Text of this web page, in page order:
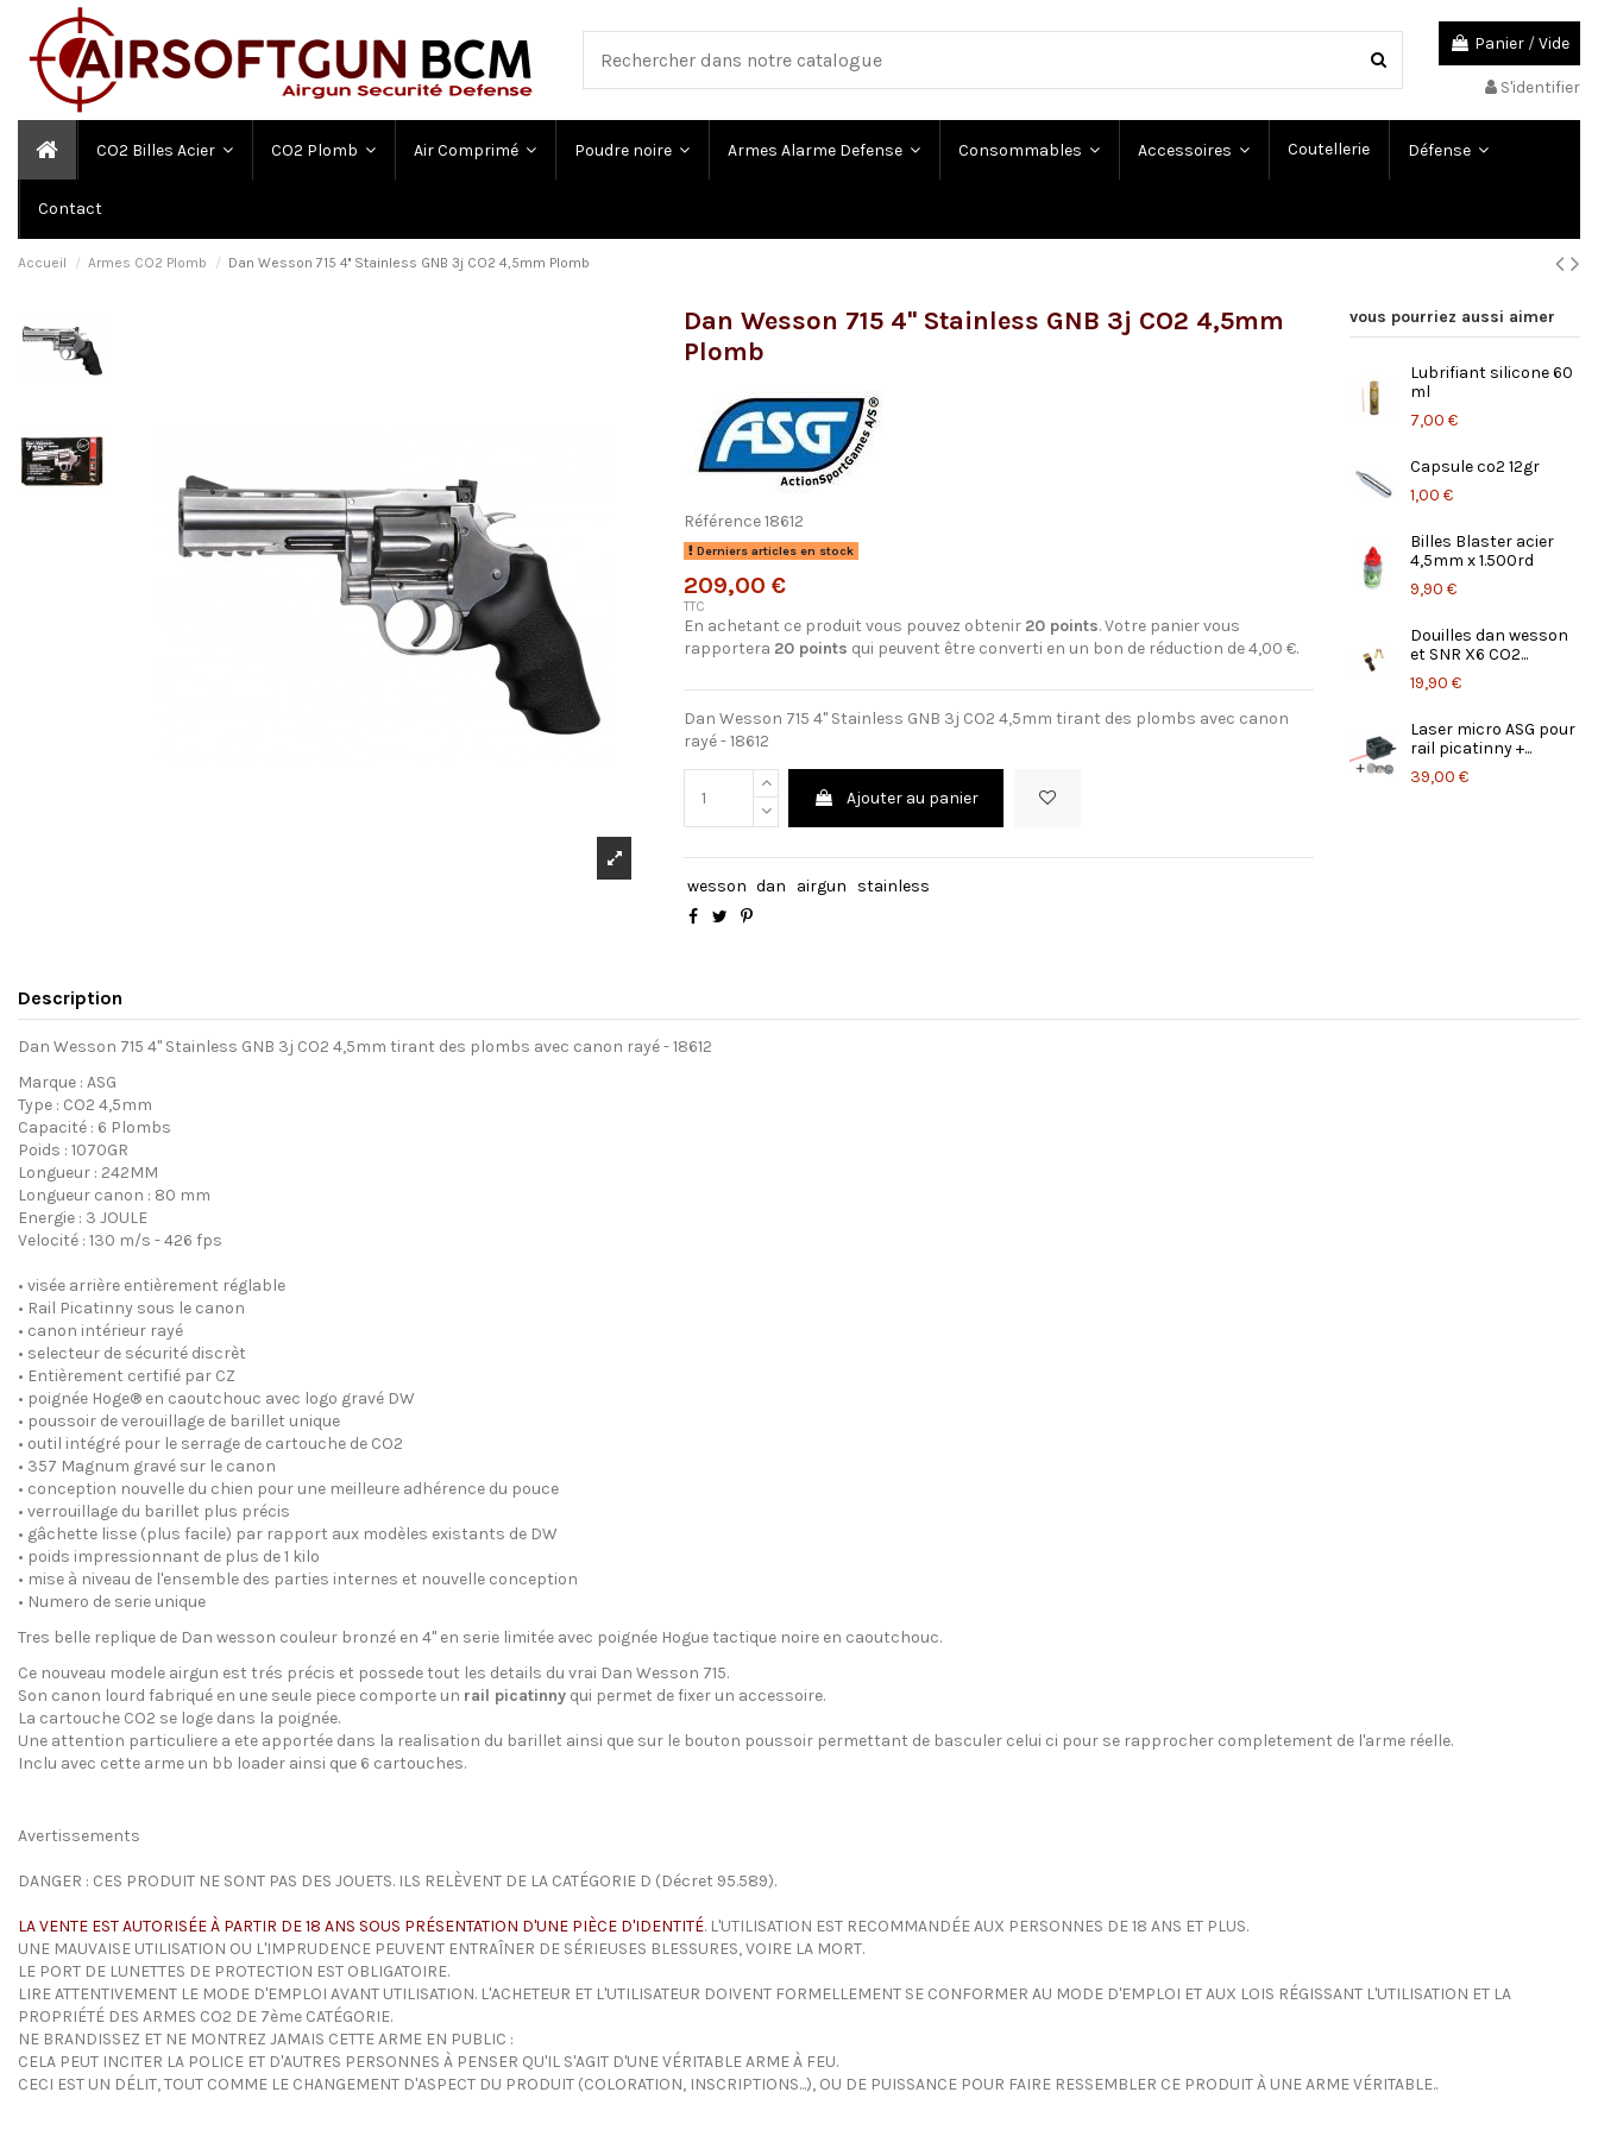
Panier /Vide
S'identifier
CO2 Billes Acier CO2 Plomb Air Comprimé Poudre noire Armes Alarme Defense Consommables Accessoires Coutellerie Défense
Contact
Accueil Armes CO2 Plomb Dan Wesson 715 4'' Stainless GNB 3j CO2 4,5mm Plomb
Dan Wesson 715 4'' Stainless GNB 3j CO2 4,5mm
Plomb
Référence18612
Derniers articles en stock
209,00 €
TTC
En achetant ce produit vous pouvez obtenir 20 points. Votre panier vous
rapportera 20 points qui peuvent être converti en un bon de réduction de4,00 €.
Dan Wesson 715 4'' Stainless GNB 3j CO2 4,5mm tirant des plombs avec canon
rayé - 18612
Ajouter au panier
wesson dan airgun stainless
vous pourriez aussi aimer
Lubrifiant silicone 60
ml
7,00 €
Capsule co2 12gr
1,00 €
Billes Blaster acier
4,5mm x 1.500rd
9,90 €
Douilles dan wesson
et SNR X6 CO2...
19,90 €
Laser micro ASG pour
rail picatinny +...
39,00 €
Description
Dan Wesson 715 4'' Stainless GNB 3j CO2 4,5mm tirant des plombs avec canon rayé - 18612
Marque : ASG
Type : CO2 4,5mm
Capacité : 6 Plombs
Poids : 1070GR
Longueur : 242MM
Longueur canon : 80 mm
Energie : 3 JOULE
Velocité : 130 m/s - 426 fps
• visée arrière entièrement réglable
• Rail Picatinny sous le canon
• canon intérieur rayé
• selecteur de sécurité discrèt
• Entièrement certifié par CZ
• poignée Hoge® en caoutchouc avec logo gravé DW
• poussoir de verouillage de barillet unique
• outil intégré pour le serrage de cartouche de CO2
• 357 Magnum gravé sur le canon
• conception nouvelle du chien pour une meilleure adhérence du pouce
• verrouillage du barillet plus précis
• gâchette lisse (plus facile) par rapport aux modèles existants de DW
• poids impressionnant de plus de 1 kilo
• mise à niveau de l'ensemble des parties internes et nouvelle conception
• Numero de serie unique
Tres belle replique de Dan wesson couleur bronzé en 4'' en serie limitée avec poignée Hogue tactique noire en caoutchouc.
Ce nouveau modele airgun est trés précis et possede tout les details du vrai Dan Wesson 715.
Son canon lourd fabriqué en une seule piece comporte un rail picatinny qui permet de fixer un accessoire.
La cartouche CO2 se loge dans la poignée.
Une attention particuliere a ete apportée dans la realisation du barillet ainsi que sur le bouton poussoir permettant de basculer celui ci pour se rapprocher completement de l'arme réelle.
Inclu avec cette arme un bb loader ainsi que 6 cartouches.
Avertissements
DANGER : CES PRODUIT NE SONT PAS DES JOUETS. ILS RELÈVENT DE LA CATÉGORIE D (Décret 95.589).
LA VENTE EST AUTORISÉE À PARTIR DE 18 ANS SOUS PRÉSENTATION D'UNE PIÈCE D'IDENTITÉ. L'UTILISATION EST RECOMMANDÉE AUX PERSONNES DE 18 ANS ET PLUS.
UNE MAUVAISE UTILISATION OU L'IMPRUDENCE PEUVENT ENTRAÎNER DE SÉRIEUSES BLESSURES, VOIRE LA MORT.
LE PORT DE LUNETTES DE PROTECTION EST OBLIGATOIRE.
LIRE ATTENTIVEMENT LE MODE D'EMPLOI AVANT UTILISATION. L'ACHETEUR ET L'UTILISATEUR DOIVENT FORMELLEMENT SE CONFORMER AU MODE D'EMPLOI ET AUX LOIS RÉGISSANT L'UTILISATION ET LA
PROPRIÉTÉ DES ARMES CO2 DE 7ème CATÉGORIE.
NE BRANDISSEZ ET NE MONTREZ JAMAIS CETTE ARME EN PUBLIC :
CELA PEUT INCITER LA POLICE ET D'AUTRES PERSONNES À PENSER QU'IL S'AGIT D'UNE VÉRITABLE ARME À FEU.
CECI EST UN DÉLIT, TOUT COMME LE CHANGEMENT D'ASPECT DU PRODUIT (COLORATION, INSCRIPTIONS...), OU DE PUISSANCE POUR FAIRE RESSEMBLER CE PRODUIT À UNE ARME VÉRITABLE..